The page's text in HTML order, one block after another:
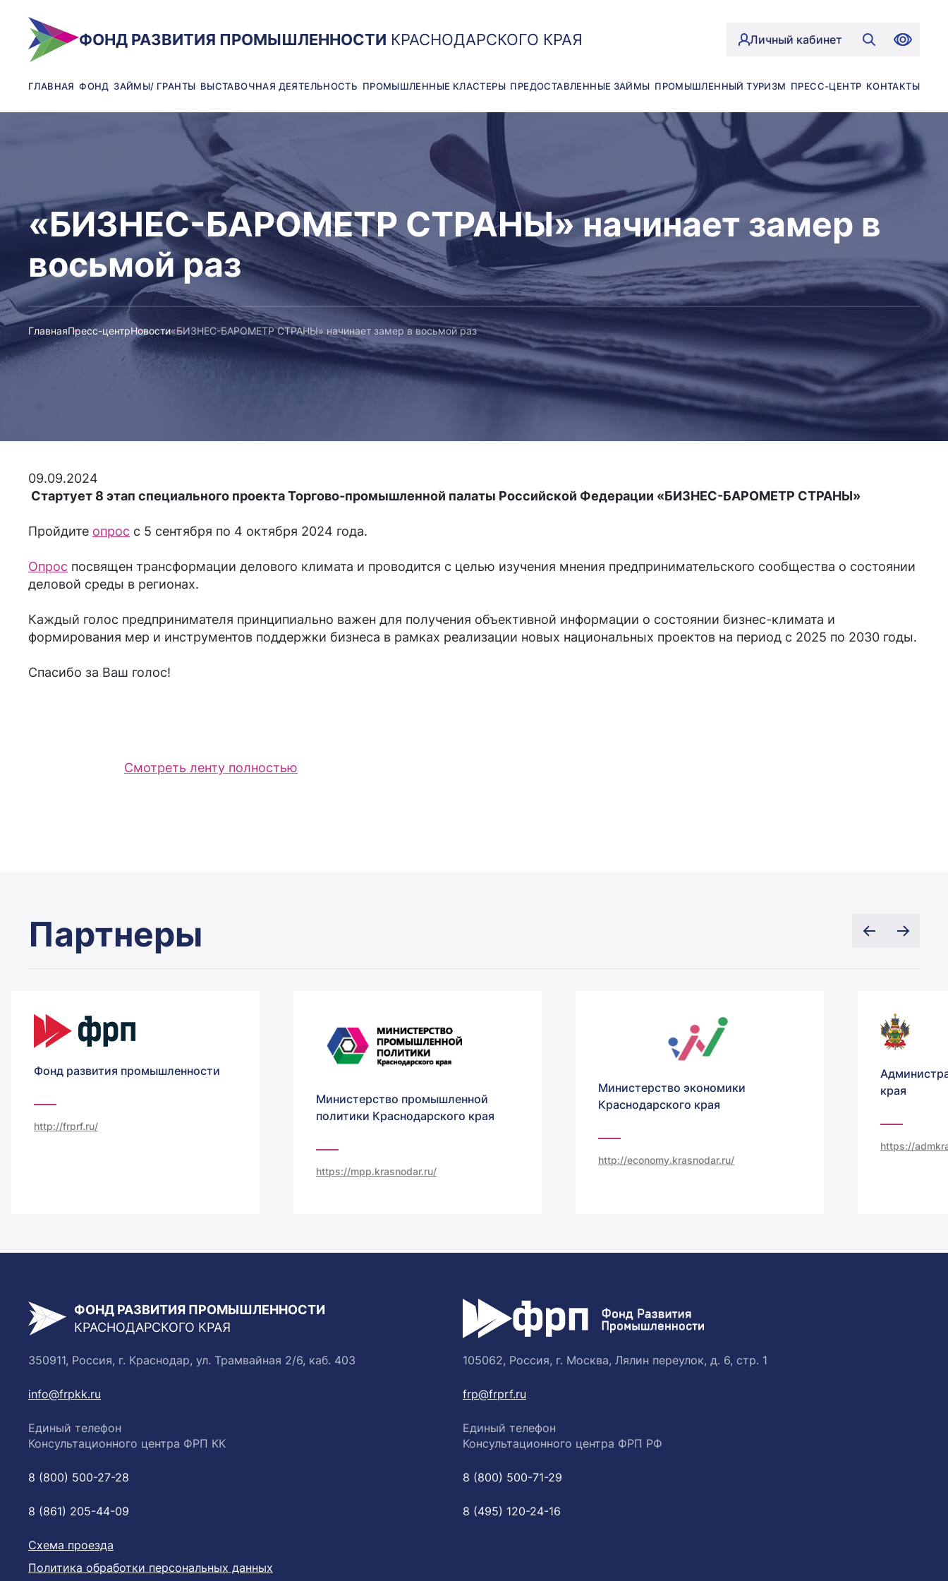
ФОНД РАЗВИТИЯ ПРОМЫШЛЕННОСТИ КРАСНОДАРСКОГО КРАЯ Личный кабинет
ГЛАВНАЯ ФОНД ЗАЙМЫ/ ГРАНТЫ ВЫСТАВОЧНАЯ ДЕЯТЕЛЬНОСТЬ ПРОМЫШЛЕННЫЕ КЛАСТЕРЫ ПРЕДОСТАВЛЕННЫЕ ЗАЙМЫ ПРОМЫШЛЕННЫЙ ТУРИЗМ ПРЕСС-ЦЕНТР КОНТАКТЫ
«БИЗНЕС-БАРОМЕТР СТРАНЫ» начинает замер в
восьмой раз
ГлавнаяПресс-центрНовости«БИЗНЕС-БАРОМЕТР СТРАНЫ» начинает замер в восьмой раз
09.09.2024
Стартует 8 этап специального проекта Торгово-промышленной палаты Российской Федерации «БИЗНЕС-БАРОМЕТР СТРАНЫ»
Пройдите опрос с 5 сентября по 4 октября 2024 года.
Опрос посвящен трансформации делового климата и проводится с целью изучения мнения предпринимательского сообщества о состоянии
деловой среды в регионах.
Каждый голос предпринимателя принципиально важен для получения объективной информации о состоянии бизнес-климата и
формирования мер и инструментов поддержки бизнеса в рамках реализации новых национальных проектов на период с 2025 по 2030 годы.
Спасибо за Ваш голос!
Смотреть ленту полностью
Партнеры
Фонд развития промышленности
http://frprf.ru/
Министерство промышленной
политики Краснодарского края
https://mpp.krasnodar.ru/
Министерство экономики
Краснодарского края
http://economy.krasnodar.ru/
края
https://
ФОНД РАЗВИТИЯ ПРОМЫШЛЕННОСТИ
КРАСНОДАРСКОГО КРАЯ
350911, Россия, г. Краснодар, ул. Трамвайная 2/6, каб. 403
info@frpkk.ru
Единый телефон
Консультационного центра ФРП КК
8 (800) 500-27-28
8 (861) 205-44-09
Схема проезда
Политика обработки персональных данных
105062, Россия, г. Москва, Лялин переулок, д. 6, стр. 1
frp@frprf.ru
Единый телефон
Консультационного центра ФРП РФ
8 (800) 500-71-29
8 (495) 120-24-16